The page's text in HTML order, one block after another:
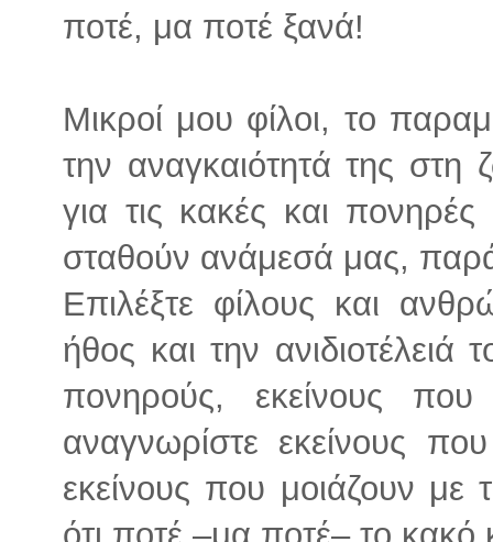
ποτέ, μα ποτέ ξανά!
Μικροί μου φίλοι, το
την αναγκαιότητά της στη
για τις κακές και
σταθούν ανάμεσά μας,
Επιλέξτε φίλους και
ήθος και την
πονηρούς, εκείνους
αναγνωρίστε εκείνους
εκείνους που μοιάζουν με
ότι ποτέ –μα ποτέ– το κακό